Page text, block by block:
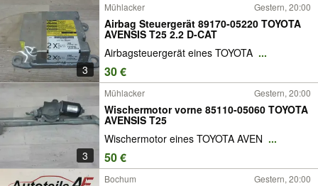
3
Mühlacker Gestern, 20:00
Airbag Steuergerät 89170-05220 TOYOTA
AVENSIS T25 2.2 D-CAT
Airbagsteuergerät eines TOYOTA ...
30 €
3
Mühlacker Gestern, 20:00
Wischermotor vorne 85110-05060 TOYOTA
AVENSIS T25
Wischermotor eines TOYOTA AVEN ...
50 €
Bochum Gestern, 20:00